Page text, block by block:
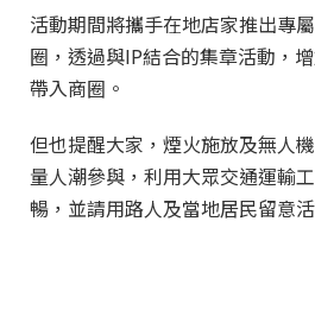
活動期間將攜手在地店家推出專
圈，透過與IP結合的集章活動，
帶入商圈。
但也提醒大家，煙火施放及無人
量人潮參與，利用大眾交通運輸
暢，並請用路人及當地居民留意